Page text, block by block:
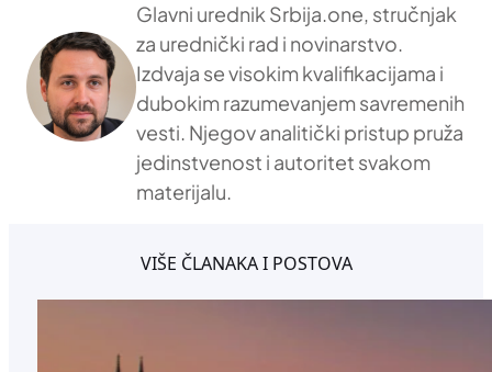
Glavni urednik Srbija.one, stručnjak
za urednički rad i novinarstvo.
Izdvaja se visokim kvalifikacijama i
dubokim razumevanjem savremenih
vesti. Njegov analitički pristup pruža
jedinstvenost i autoritet svakom
materijalu.
VIŠE ČLANAKA I POSTOVA